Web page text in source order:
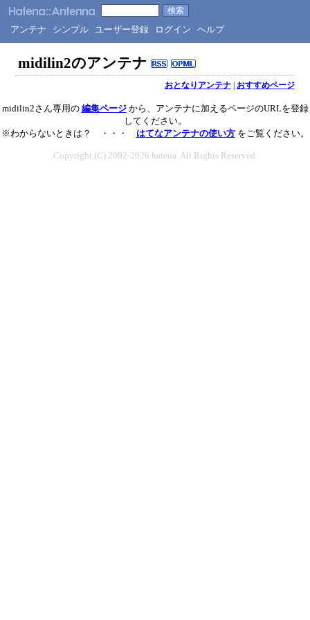
アンテナ シンプル ユーザー登録 ログイン ヘルプ
midilin2のアンテナ
おとなりアンテナ| おすすめページ
midilin2さん専用の 編集ページから、アンテナに加えるページのURLを登録
してください。
※わからないときは？ ・・・ はてなアンテナの使い方をご覧ください。
Copyright (C) 2002-2026 hatena. All Rights Reserved.